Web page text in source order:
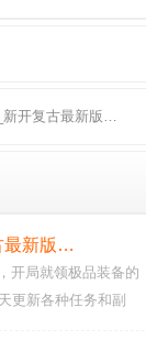
新开复古最新版…
最新版…
开局就领极品装备的
更新各种任务和副